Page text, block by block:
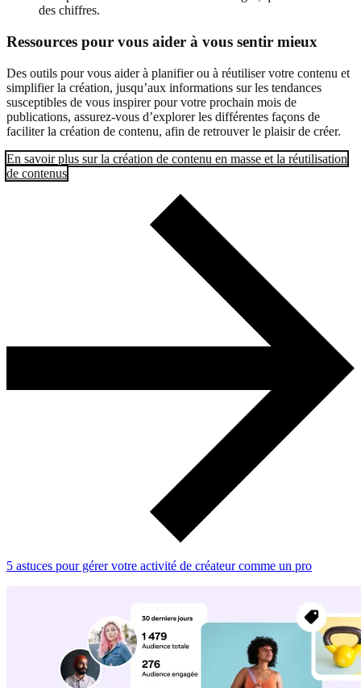
des chiffres.
Ressources pour vous aider à vous sentir mieux
Des outils pour vous aider à planifier ou à réutiliser votre contenu et
simplifier la création, jusqu’aux informations sur les tendances
susceptibles de vous inspirer pour votre prochain mois de
publications, assurez-vous d’explorer les différentes façons de
faciliter la création de contenu, afin de retrouver le plaisir de créer.
En savoir plus sur la création de contenu en masse et la réutilisation
de contenus
5 astuces pour gérer votre activité de créateur comme un pro